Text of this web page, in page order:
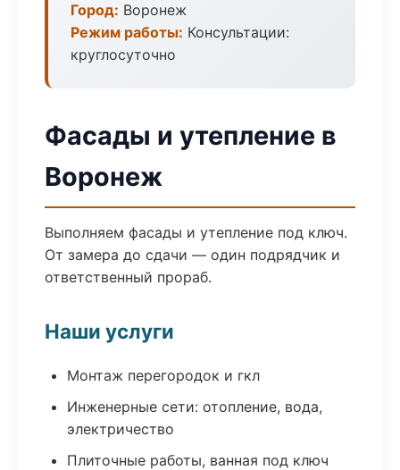
Город: Воронеж
Режим работы: Консультации:
круглосуточно
Фасады и утепление в
Воронеж
Выполняем фасады и утепление под ключ.
От замера до сдачи — один подрядчик и
ответственный прораб.
Наши услуги
Монтаж перегородок и гкл
Инженерные сети: отопление, вода,
электричество
Плиточные работы, ванная под ключ